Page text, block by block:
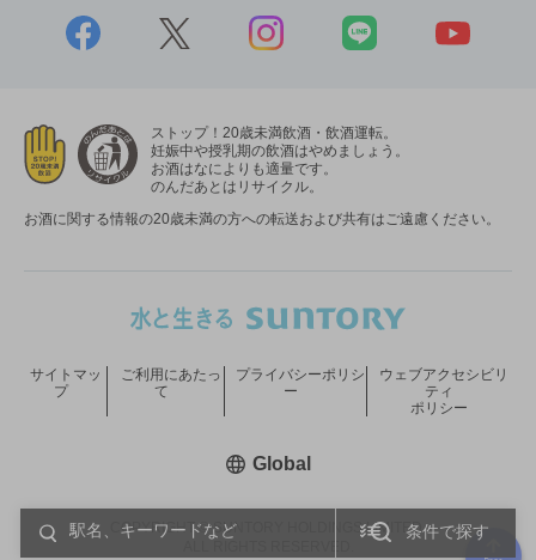
条件で探す
ストップ！20歳未満飲酒・飲酒運転。
妊娠中や授乳期の飲酒はやめましょう。
お酒はなによりも適量です。
のんだあとはリサイクル。
お酒に関する情報の20歳未満の方への転送および共有はご遠慮ください。
COPYRIGHT © SUNTORY HOLDINGS LIMITED.
サイトマッ
プ
ご利用にあたっ
て
プライバシーポリシ
ー
ウェブアクセシビリ
ティ
ポリシー
Global新しいウィンドウで開く